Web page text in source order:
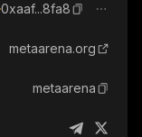
0xaaf...8fa8
metaarena.org
metaarena